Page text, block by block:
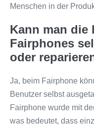
Menschen in der
Kann man die
Fairphones
oder
Ja, beim Fairphone
Benutzer selbst
Fairphone wurde mit
was bedeutet, dass